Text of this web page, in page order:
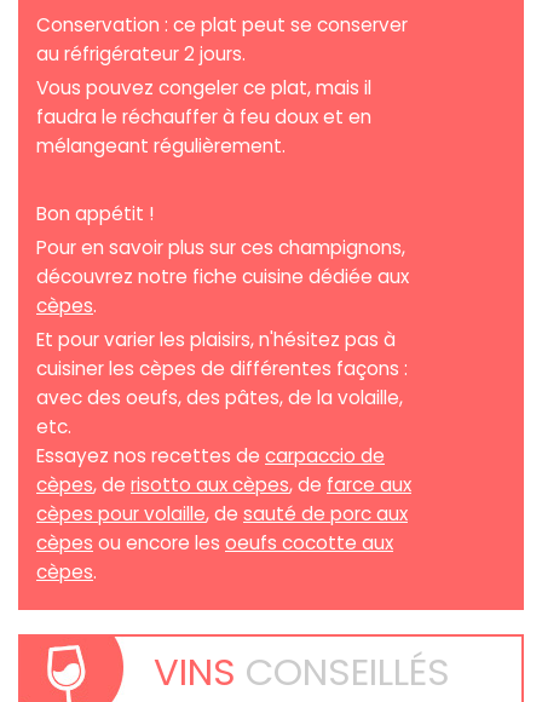
Conservation : ce plat peut se conserver
au réfrigérateur 2 jours.
Vous pouvez congeler ce plat, mais il
faudra le réchauffer à feu doux et en
mélangeant régulièrement.
Bon appétit !
Pour en savoir plus sur ces champignons,
découvrez notre fiche cuisine dédiée aux
cèpes.
Et pour varier les plaisirs, n'hésitez pas à
cuisiner les cèpes de différentes façons :
avec des oeufs, des pâtes, de la volaille,
etc.
Essayez nos recettes de carpaccio de
cèpes, de risotto aux cèpes, de farce aux
cèpes pour volaille, de sauté de porc aux
cèpes ou encore les oeufs cocotte aux
cèpes.
VINS CONSEILLÉS